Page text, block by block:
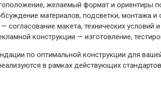
желаемый формат и ориентиры
материалов, подсветки, монтажа
макета, технических
конструкции — изготовление,
по оптимальной конструкции для
в рамках действующих